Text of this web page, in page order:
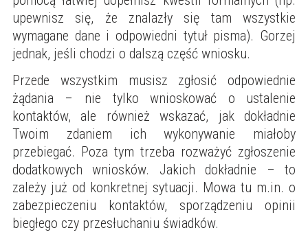
upewnisz się, że znalazły się tam wszystkie
wymagane dane i odpowiedni tytuł pisma). Gorzej
jednak, jeśli chodzi o dalszą część wniosku.
Przede wszystkim musisz zgłosić odpowiednie
żądania – nie tylko wnioskować o ustalenie
kontaktów, ale również wskazać, jak dokładnie
Twoim zdaniem ich wykonywanie miałoby
przebiegać. Poza tym trzeba rozważyć zgłoszenie
dodatkowych wniosków. Jakich dokładnie – to
zależy już od konkretnej sytuacji. Mowa tu m.in. o
zabezpieczeniu kontaktów, sporządzeniu opinii
biegłego czy przesłuchaniu świadków.